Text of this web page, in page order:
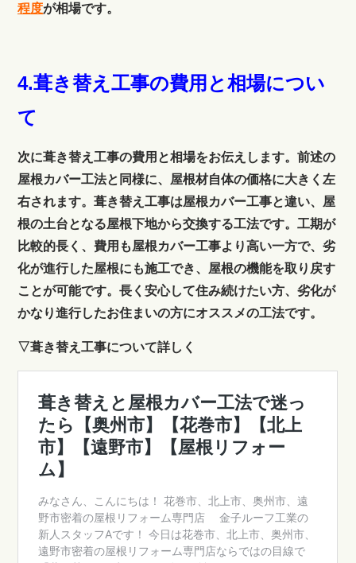
程度が相場です。
4.葺き替え工事の費用と相場につい
て
次に葺き替え工事の費用と相場をお伝えします。前述の
屋根カバー工法と同様に、屋根材自体の価格に大きく左
右されます。葺き替え工事は屋根カバー工事と違い、屋
根の土台となる屋根下地から交換する工法です。工期が
比較的長く、費用も屋根カバー工事より高い一方で、劣
化が進行した屋根にも施工でき、屋根の機能を取り戻す
ことが可能です。長く安心して住み続けたい方、劣化が
かなり進行したお住まいの方にオススメの工法です。
▽葺き替え工事について詳しく